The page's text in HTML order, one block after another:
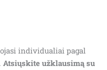
individualiai pagal
Atsiųskite užklausimą su